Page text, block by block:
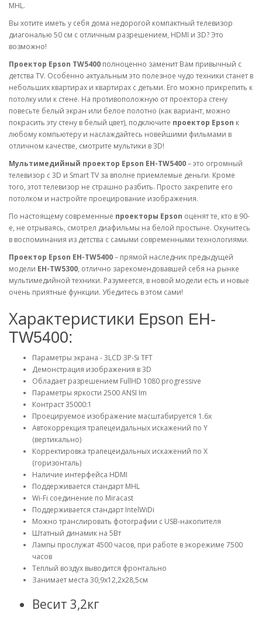
MHL.
Вы хотите иметь у себя дома недорогой компактный телевизор
диагональю 50 см с отличным разрешением, HDMI и 3D? Это
возможно!
Проектор Epson TW5400 полноценно заменит Вам привычный с
детства TV. Особенно актуальным это полезное чудо техники станет в
небольших квартирах и квартирах с детьми. Его можно прикрепить к
потолку или к стене. На противоположную от проектора стену
повесьте белый экран или белое полотно (как вариант, можно
покрасить эту стену в белый цвет), подключите проектор Epson к
любому компьютеру и наслаждайтесь новейшими фильмами в
отличном качестве, смотрите мультики в 3D!
Мультимедийный проектор Epson EH-TW5400– это огромный
телевизор с 3D и Smart TV за вполне приемлемые деньги. Кроме
того, этот телевизор не страшно разбить. Просто закрепите его
потолком и настройте проецирование изображения.
По настоящему современные проекторы Epson оценят те, кто в 90-
е, не отрываясь, смотрел диафильмы на белой простыне. Окунитесь
в воспоминания из детства с самыми современными технологиями.
Проектор Epson EH-TW5400– прямой наследник предыдущей
модели EH-TW5300, отлично зарекомендовавшей себя на рынке
мультимедийной техники. Разумеется, в новой модели есть и новые
очень приятные функции. Убедитесь в этом сами!
Характеристики Epson EH-
TW5400:
Параметры экрана - 3LCD 3P-Si TFT
Демонстрация изображения в 3D
Обладает разрешением FullHD 1080 progressive
Параметры яркости 2500 ANSI Im
Контраст 35000:1
Проецируемое изображение масштабируется 1.6х
Автокоррекция трапецеидальных искажений по Y
(вертикально)
Корректировка трапецеидальных искажений по X
(горизонталь)
Наличие интерфейса HDMI
Поддерживается стандарт MHL
Wi-Fi соединение по Miracast
Поддерживается стандарт IntelWiDi
Можно транслировать фотографии с USB-накопителя
Штатный динамик на 5Вт
Лампы прослужат 4500 часов, при работе в экорежиме 7500
часов
Теплый воздух выводится фронтально
Занимает места 30,9х12,2х28,5см
Весит 3,2кг